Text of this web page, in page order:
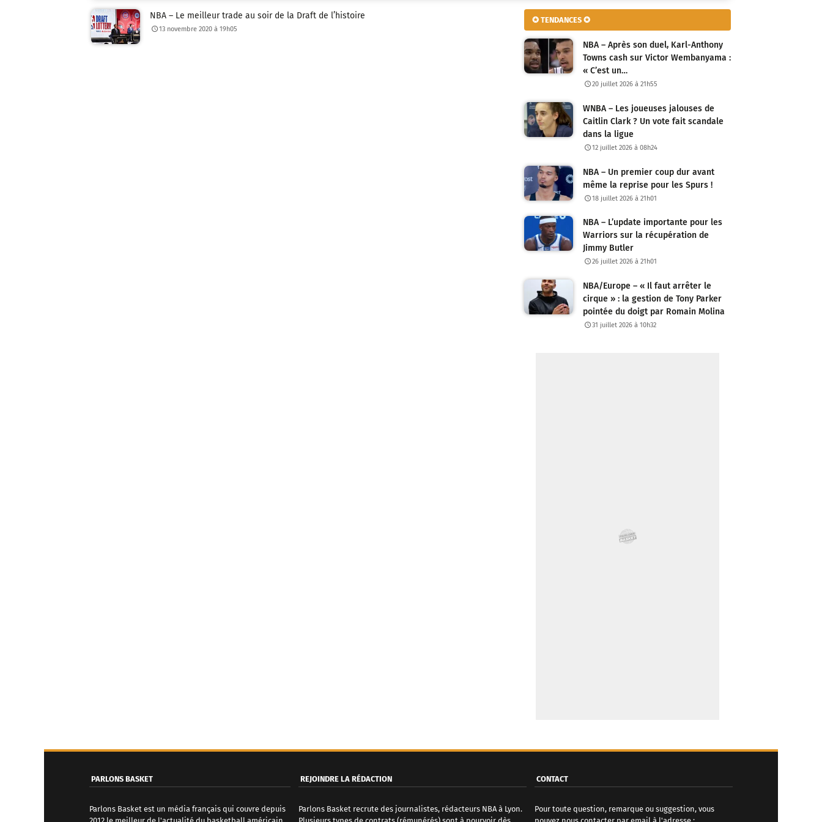
NBA – Le meilleur trade au soir de la Draft de l’histoire
13 novembre 2020 à 19h05
✪ TENDANCES ✪
NBA – Après son duel, Karl-Anthony
Towns cash sur Victor Wembanyama :
« C’est un…
20 juillet 2026 à 21h55
WNBA – Les joueuses jalouses de
Caitlin Clark ? Un vote fait scandale
dans la ligue
12 juillet 2026 à 08h24
NBA – Un premier coup dur avant
même la reprise pour les Spurs !
18 juillet 2026 à 21h01
NBA – L’update importante pour les
Warriors sur la récupération de
Jimmy Butler
26 juillet 2026 à 21h01
NBA/Europe – « Il faut arrêter le
cirque » : la gestion de Tony Parker
pointée du doigt par Romain Molina
31 juillet 2026 à 10h32
PARLONS BASKET
Parlons Basket est un média français qui couvre depuis
REJOINDRE LA RÉDACTION
Parlons Basket recrute des journalistes, rédacteurs NBA à Lyon.
CONTACT
Pour toute question, remarque ou suggestion, vous